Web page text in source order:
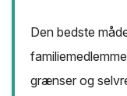
Den bedste
grænser og